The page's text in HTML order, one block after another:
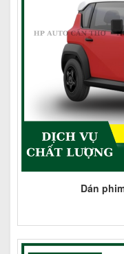
Dán